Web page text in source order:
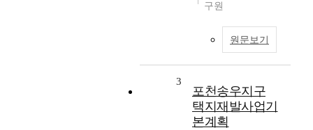
구원
원문보기
3
포천송우지구
택지재발사업기
본계획